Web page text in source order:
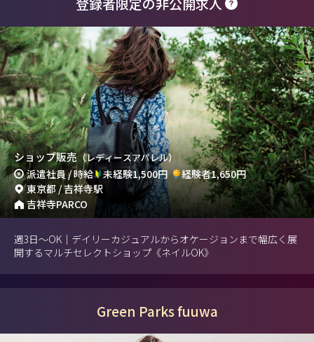
ショップ販売（レディースアパレル）
派遣社員 / 時給 未経験1,500円
経験者1,650円
東京都 / 吉祥寺駅
吉祥寺PARCO
週3日～OK｜デイリーカジュアルからオケージョンまで幅広く展
開するマルチセレクトショップ《ネイルOK》
Green Parks fuuwa